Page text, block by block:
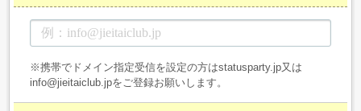
※携帯でドメイン指定受信を設定の方はstatusparty.jp又は
info@jieitaiclub.jpをご登録お願いします。